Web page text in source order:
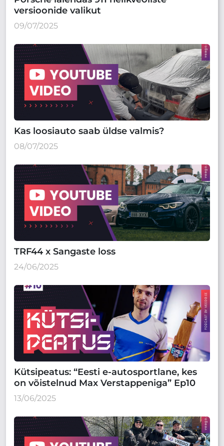
versioonide valikut
09/07/2025
Kas loosiauto saab üldse valmis?
08/07/2025
TRF44 x Sangaste loss
24/06/2025
Kütsipeatus: “Eesti e-autosportlane, kes
on võistelnud Max Verstappeniga” Ep10
13/06/2025